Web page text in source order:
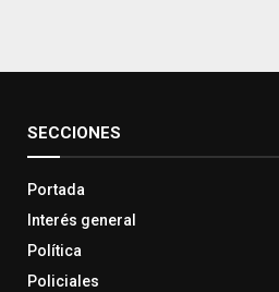
SECCIONES
Portada
Interés general
Política
Policiales